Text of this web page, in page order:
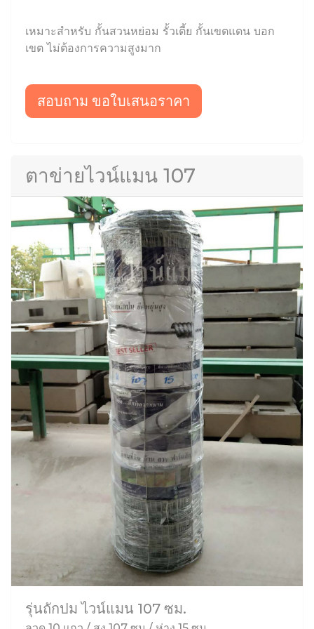
เหมาะสำหรับ กั้นสวนหย่อม รั้วเตี้ย กั้นเขตแดน บอก
เขต ไม่ต้องการความสูงมาก
สอบถาม ขอใบเสนอราคา
ตาข่ายไวน์แมน 107
รุ่นถักปม ไวน์แมน 107 ซม.